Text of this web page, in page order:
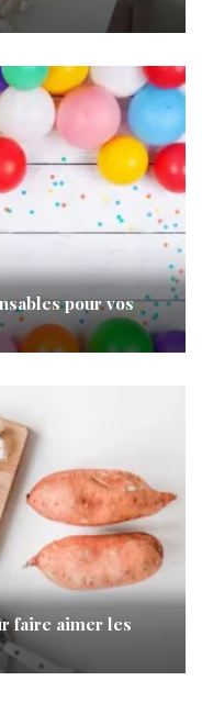
pour vos
faire aimer les